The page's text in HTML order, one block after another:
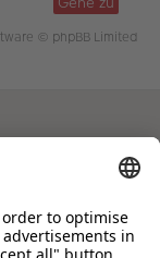
© phpBB Limited